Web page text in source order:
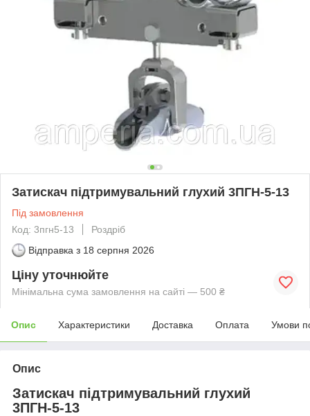
Затискач підтримувальний глухий 3ПГН-5-13
Під замовлення
Код: 3пгн5-13
Роздріб
Відправка з 18 серпня 2026
Ціну уточнюйте
Мінімальна сума замовлення на сайті — 500 ₴
Опис Характеристики Доставка Оплата Умови
Опис
Затискач підтримувальний глухий
3ПГН-5-13